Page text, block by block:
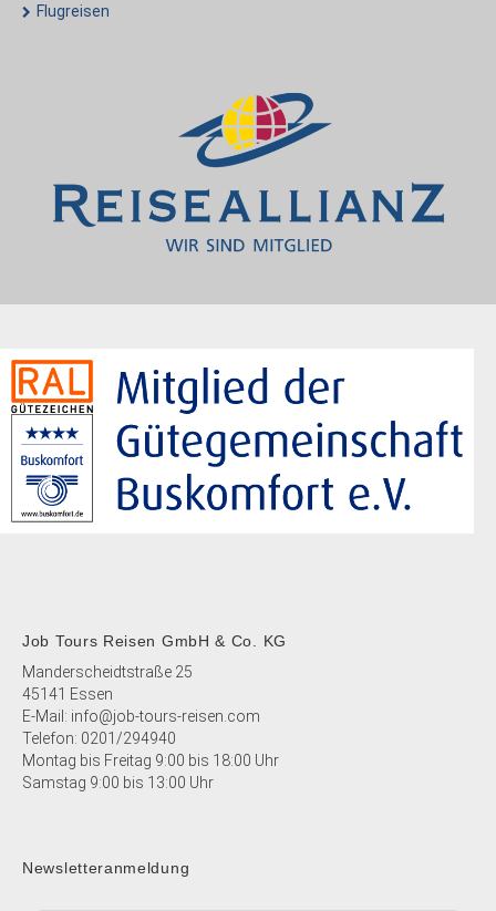
Flugreisen
Job Tours Reisen GmbH & Co. KG
Manderscheidtstraße 25
45141 Essen
E-Mail: info@job-tours-reisen.com
Telefon: 0201/294940
Montag bis Freitag 9:00 bis 18:00 Uhr
Samstag 9:00 bis 13:00 Uhr
Newsletteranmeldung